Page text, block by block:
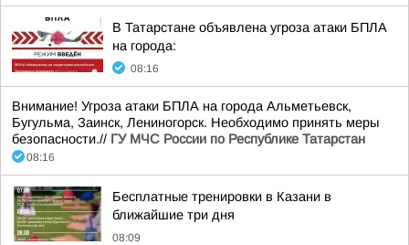
В Татарстане объявлена угроза атаки БПЛА
на города:
08:16
Внимание! Угроза атаки БПЛА на города Альметьевск,
Бугульма, Заинск, Лениногорск. Необходимо принять меры
безопасности.// ГУ МЧС России по Республике Татарстан
08:16
Бесплатные тренировки в Казани в
ближайшие три дня
08:09